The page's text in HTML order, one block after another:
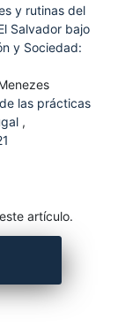
y rutinas del
Salvador bajo
y Sociedad:
las prácticas
,
artículo.